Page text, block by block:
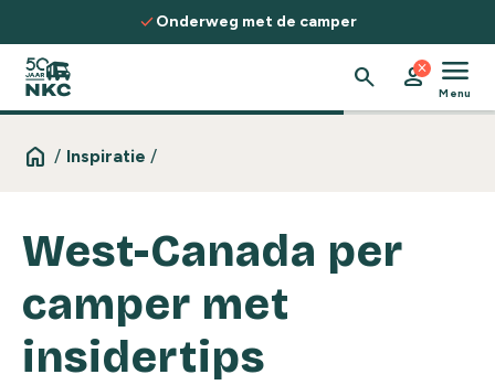
Spring naar de inhoudOntdek routes, kennis & inspiratie
search person
close menu
Menu
home / Inspiratie /
West-Canada per
camper met
insidertips